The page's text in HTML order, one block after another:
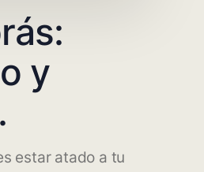
y
estar atado a tu